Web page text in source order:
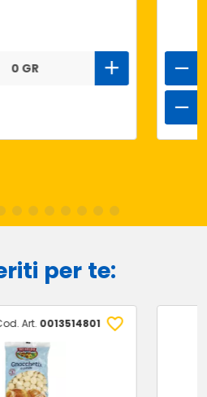
0 GR
per te:
Art. 0013514801